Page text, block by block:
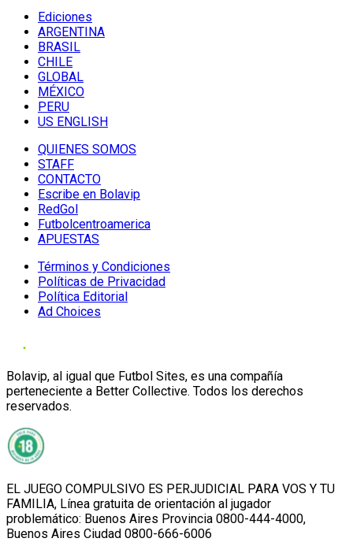
Ediciones
ARGENTINA
BRASIL
CHILE
GLOBAL
MÉXICO
PERU
US ENGLISH
QUIENES SOMOS
STAFF
CONTACTO
Escribe en Bolavip
RedGol
Futbolcentroamerica
APUESTAS
Términos y Condiciones
Políticas de Privacidad
Política Editorial
Ad Choices
Bolavip, al igual que Futbol Sites, es una compañía
perteneciente a Better Collective. Todos los derechos
reservados.
EL JUEGO COMPULSIVO ES PERJUDICIAL PARA VOS Y TU
FAMILIA, Línea gratuita de orientación al jugador
problemático: Buenos Aires Provincia 0800-444-4000,
Buenos Aires Ciudad 0800-666-6006